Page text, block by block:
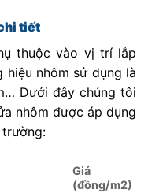
tiết
thuộc vào vị trí lắp
nhôm sử dụng là
Dưới đây chúng tôi
nhôm được áp dụng
Giá
(đồng/m2)